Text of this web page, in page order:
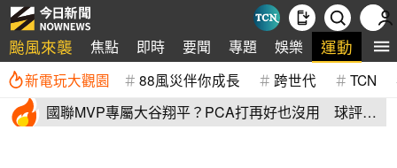
颱風來襲 焦點 即時 要聞 專題 娛樂 運動 全
新電玩大觀園 88風災伴你成長 跨世代 TCN
國聯MVP專屬大谷翔平？PCA打再好也沒用 球評